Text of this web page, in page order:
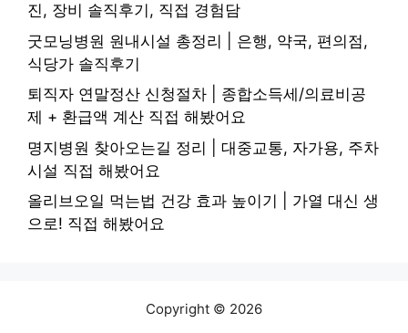
진, 장비 솔직후기, 직접 경험담
굿모닝병원 원내시설 총정리 | 은행, 약국, 편의점,
식당가 솔직후기
퇴직자 연말정산 신청절차 | 종합소득세/의료비공
제 + 환급액 계산 직접 해봤어요
명지병원 찾아오는길 정리 | 대중교통, 자가용, 주차
시설 직접 해봤어요
올리브오일 먹는법 건강 효과 높이기 | 가열 대신 생
으로! 직접 해봤어요
Copyright © 2026